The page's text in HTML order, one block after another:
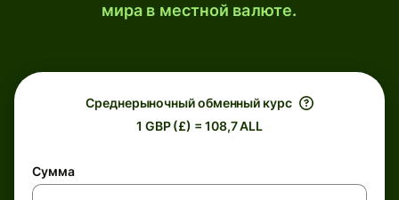
мира в местной валюте.
Среднерыночный обменный курс
1 GBP (£) = 108,7 ALL
Сумма